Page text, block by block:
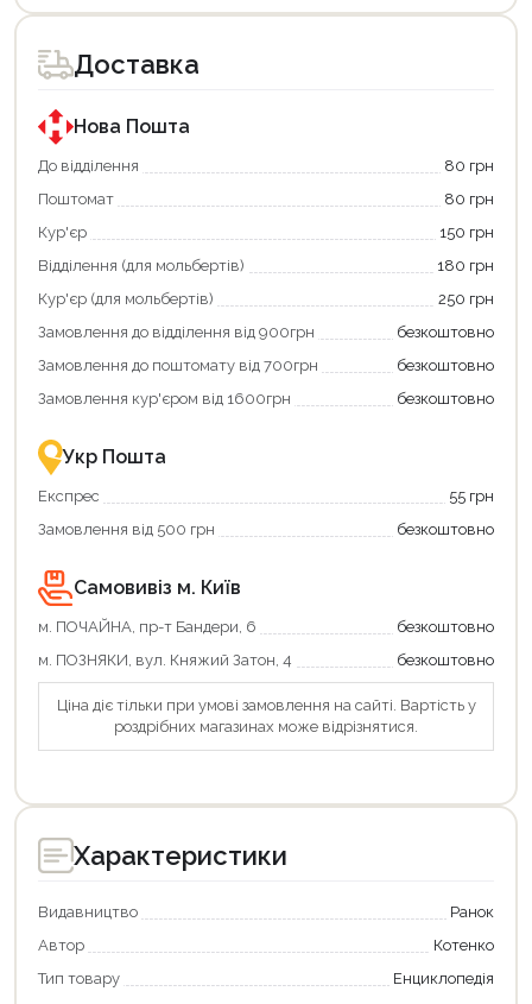
товар
для
покупки
державною
програмою
єКнига.
Використовуйте
карту
щоб
зекономити
та
отримати
переваги!
картою
єКнига
–
зручно
та
Доставка
Нова Пошта
До відділення
80 грн
Поштомат
80 грн
Кур'єр
150 грн
Відділення (для мольбертів)
180 грн
Кур'єр (для мольбертів)
250 грн
Замовлення до відділення від 900грн
безкоштовно
Замовлення до поштомату від 700грн
безкоштовно
Замовлення кур'єром від 1600грн
безкоштовно
Укр Пошта
Експрес
55 грн
Замовлення від 500 грн
безкоштовно
Самовивіз м. Київ
м. ПОЧАЙНА, пр-т Бандери, 6
безкоштовно
м. ПОЗНЯКИ, вул. Княжий Затон, 4
безкоштовно
Ціна діє тільки при умові замовлення на сайті. Вартість у
роздрібних магазинах може відрізнятися.
Характеристики
Видавництво
Ранок
Автор
Котенко
Тип товару
Енциклопедія